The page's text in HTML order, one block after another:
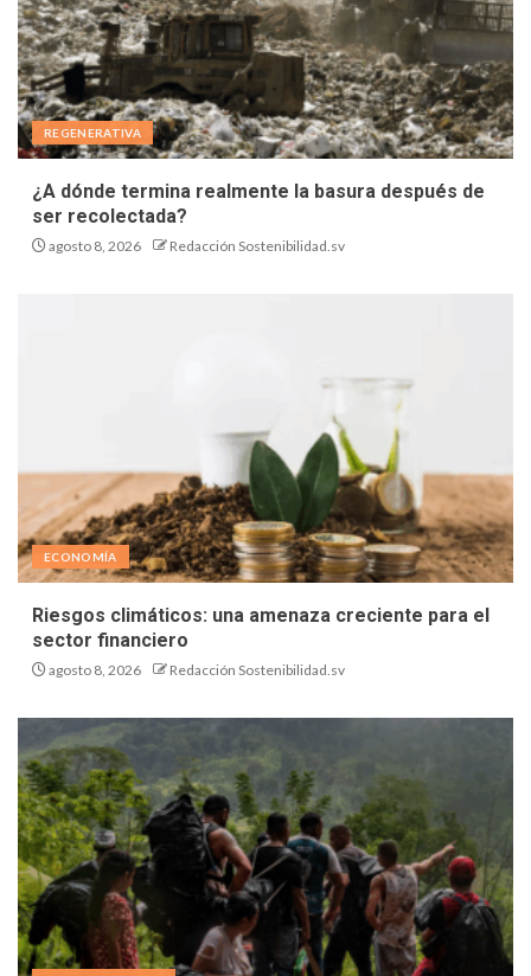
REGENERATIVA
¿A dónde termina realmente la basura después de
ser recolectada?
agosto 8, 2026 Redacción Sostenibilidad.sv
ECONOMÍA
Riesgos climáticos: una amenaza creciente para el
sector financiero
agosto 8, 2026 Redacción Sostenibilidad.sv